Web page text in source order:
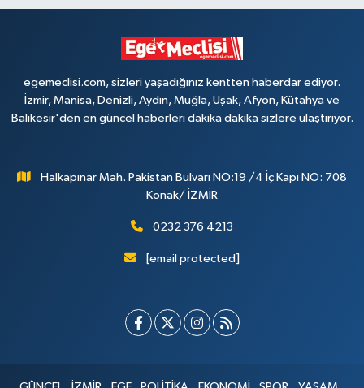
egemeclisi.com, sizleri yaşadığınız kentten haberdar ediyor.
İzmir, Manisa, Denizli, Aydın, Muğla, Uşak, Afyon, Kütahya ve
Balıkesir'den en güncel haberleri dakika dakika sizlere ulaştırıyor.
Halkapınar Mah. Pakistan Bulvarı NO:19 /4 İç Kapı NO: 708
Konak/ İZMİR
0232 376 4213
[email protected]